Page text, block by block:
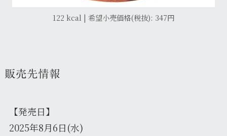
122 kcal | 希望小売価格(税抜): 347円
販売先情報
【発売日】
2025年8月6日(水)